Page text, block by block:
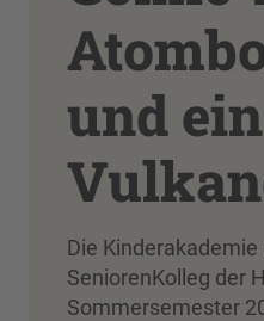
und
Die Kinderakademie
SeniorenKolleg der
Sommersemester